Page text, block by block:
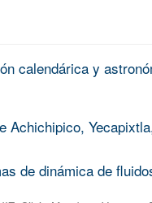
calendárica y
Achichipico,
de dinámica de